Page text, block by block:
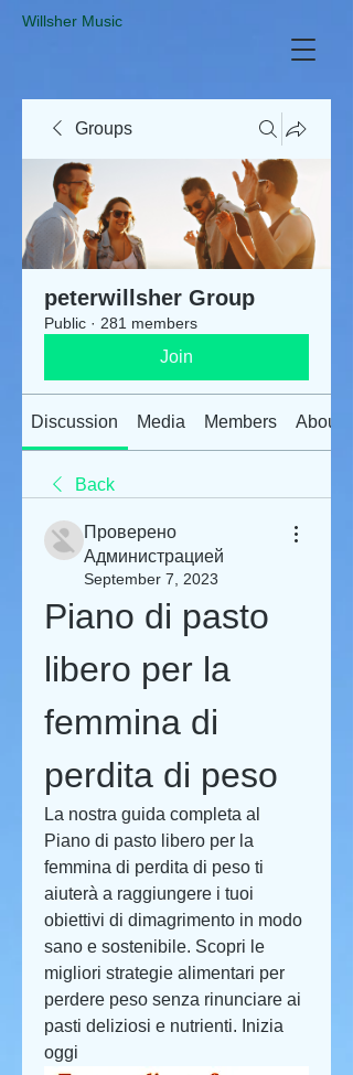
​Willsher Music
Groups
peterwillsher Group
Public · 281 members
Join
Discussion Media Members About
Back
Проверено
Администрацией
September 7, 2023
Piano di pasto
libero per la
femmina di
perdita di peso
La nostra guida completa al
Piano di pasto libero per la
femmina di perdita di peso ti
aiuterà a raggiungere i tuoi
obiettivi di dimagrimento in modo
sano e sostenibile. Scopri le
migliori strategie alimentari per
perdere peso senza rinunciare ai
pasti deliziosi e nutrienti. Inizia
oggi